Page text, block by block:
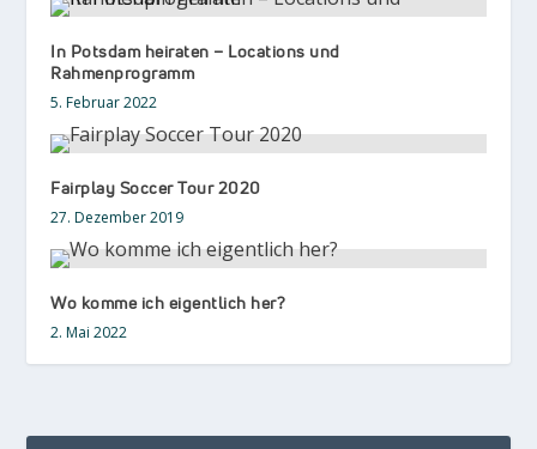
In Potsdam heiraten – Locations und
Rahmenprogramm
5. Februar 2022
Fairplay Soccer Tour 2020
27. Dezember 2019
Wo komme ich eigentlich her?
2. Mai 2022